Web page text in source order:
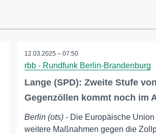
12.03.2025 – 07:50
rbb - Rundfunk Berlin-Brandenburg
Lange (SPD): Zweite Stufe von
Gegenzöllen kommt noch im
Berlin (ots) - Die Europäische
weitere Maßnahmen gegen die